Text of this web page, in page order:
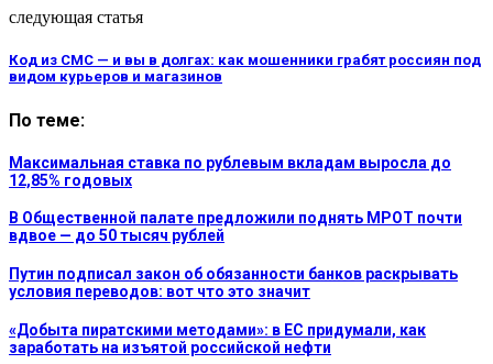
следующая статья
Код из СМС — и вы в долгах: как мошенники грабят россиян под
видом курьеров и магазинов
По теме:
Максимальная ставка по рублевым вкладам выросла до
12,85% годовых
В Общественной палате предложили поднять МРОТ почти
вдвое — до 50 тысяч рублей
Путин подписал закон об обязанности банков раскрывать
условия переводов: вот что это значит
«Добыта пиратскими методами»: в ЕС придумали, как
заработать на изъятой российской нефти